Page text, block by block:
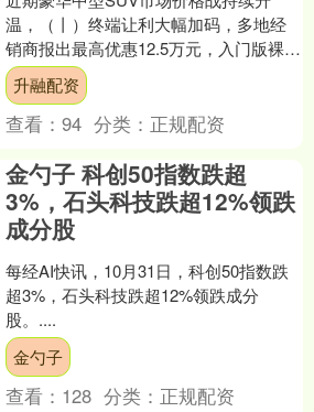
温，（丨）终端让利大幅加码，多地经
销商报出最高优惠12.5万元，入门版裸车
价下探至27万出头，落地约33万，创下
近年低价纪录。....
升融配资
查看：94 分类： 正规配资
金勺子 科创50指数跌超
3%，石头科技跌超12%领跌
成分股
每经AI快讯，10月31日，科创50指数跌
超3%，石头科技跌超12%领跌成分
股。....
金勺子
查看： 128 分类： 正规配资